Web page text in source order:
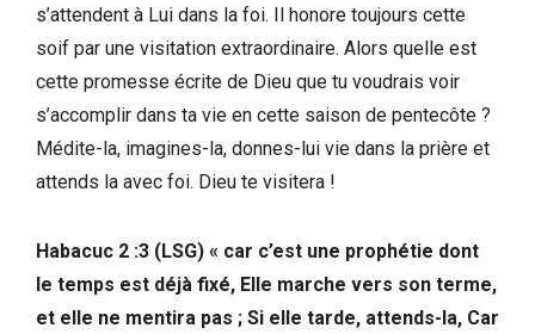
s’attendent à Lui dans la foi. Il honore toujours cette
soif par une visitation extraordinaire. Alors quelle est
cette promesse écrite de Dieu que tu voudrais voir
s’accomplir dans ta vie en cette saison de pentecôte ?
Médite-la, imagines-la, donnes-lui vie dans la prière et
attends la avec foi. Dieu te visitera !
Habacuc 2 :3 (LSG) « car c’est une prophétie dont
le temps est déjà fixé, Elle marche vers son terme,
et elle ne mentira pas ; Si elle tarde, attends-la, Car